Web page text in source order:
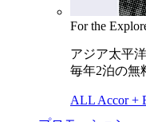
For the
アジア太平
毎年2泊の無
ALL Accor +